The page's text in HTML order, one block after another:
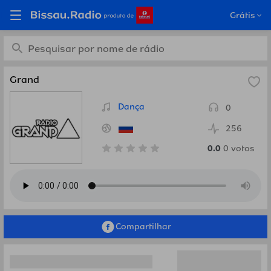
Grátis
Ouça Grand, Rússia em
Bissau.Radio
Grand
Dança
0
256
0.0 0 votos
Compartilhar